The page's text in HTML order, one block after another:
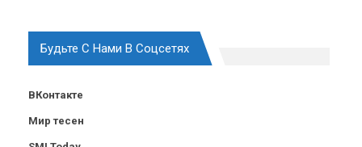
Будьте С Нами В Соцсетях
ВКонтакте
Мир тесен